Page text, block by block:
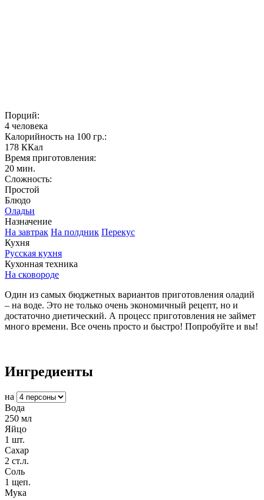
Порций:
4 человека
Калорийность на 100 гр.:
178 ККал
Время приготовления:
20 мин.
Сложность:
Простой
Блюдо
Оладьи
Назначение
На завтрак На полдник Перекус
Кухня
Русская кухня
Кухонная техника
На сковороде
Один из самых бюджетных вариантов приготовления оладий
– на воде. Это не только очень экономичный рецепт, но и
достаточно диетический. А процесс приготовления не займет
много времени. Все очень просто и быстро! Попробуйте и вы!
Ингредиенты
на
Вода
250 мл
Яйцо
1 шт.
Сахар
2 ст.л.
Соль
1 щеп.
Мука